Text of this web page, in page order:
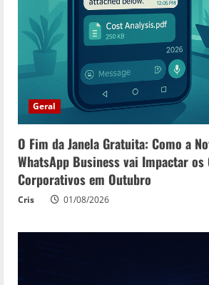
Geral
O Fim da Janela Gratuita: Como a
WhatsApp Business vai Impactar os
Corporativos em Outubro
Cris 01/08/2026